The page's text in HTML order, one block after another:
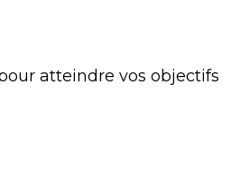
atteindre vos objectifs